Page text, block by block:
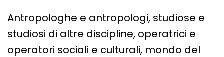
Antropologhe e antropologi, studiose e
studiosi di altre discipline, operatrici e
operatori sociali e culturali, mondo del